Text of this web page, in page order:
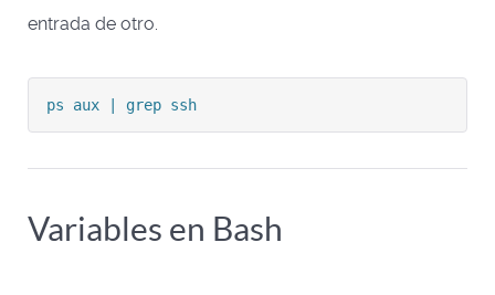
entrada de otro.
ps aux | grep ssh
Variables en Bash